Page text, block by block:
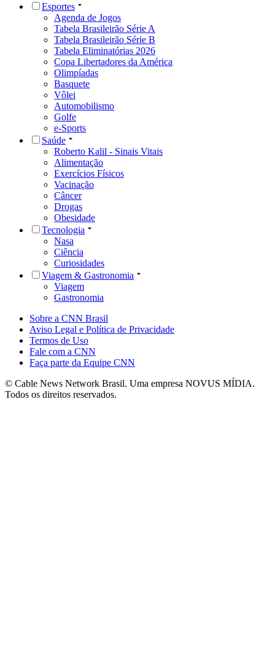
Esportes
Agenda de Jogos
Tabela Brasileirão Série A
Tabela Brasileirão Série B
Tabela Eliminatórias 2026
Copa Libertadores da América
Olimpíadas
Basquete
Vôlei
Automobilismo
Golfe
e-Sports
Saúde
Roberto Kalil - Sinais Vitais
Alimentação
Exercícios Físicos
Vacinação
Câncer
Drogas
Obesidade
Tecnologia
Nasa
Ciência
Curiosidades
Viagem & Gastronomia
Viagem
Gastronomia
Sobre a CNN Brasil
Aviso Legal e Política de Privacidade
Termos de Uso
Fale com a CNN
Faça parte da Equipe CNN
© Cable News Network Brasil. Uma empresa NOVUS MÍDIA.
Todos os direitos reservados.